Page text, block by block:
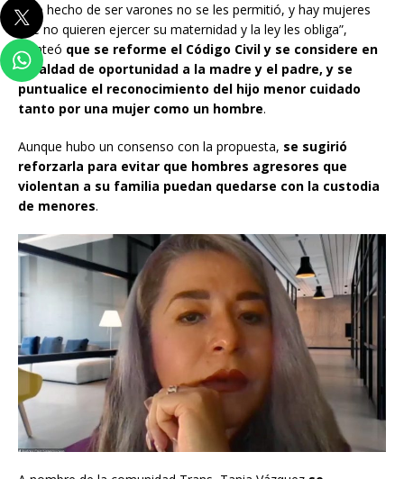
solo hecho de ser varones no se les permitió, y hay mujeres
que no quieren ejercer su maternidad y la ley les obliga”,
planteó que se reforme el Código Civil y se considere en
igualdad de oportunidad a la madre y el padre, y se
puntualice el reconocimiento del hijo menor cuidado
tanto por una mujer como un hombre.
Aunque hubo un consenso con la propuesta, se sugirió
reforzarla para evitar que hombres agresores que
violentan a su familia puedan quedarse con la custodia
de menores.